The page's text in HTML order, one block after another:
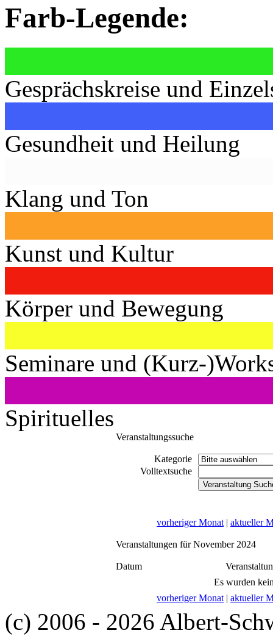
Farb-Legende:
Gesprächskreise und
Gesundheit und Heilung
Klang und Ton
Kunst und Kultur
Körper und Bewegung
Seminare und (Kurz-
Spirituelles
Veranstaltungssuche
Kategorie
Volltextsuche
vorheriger Monat | aktueller
Veranstaltungen für November 2024
Datum
Es wurden
vorheriger Monat | aktueller
(c) 2006 - 2026 Albert-